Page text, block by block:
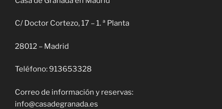
C/ Doctor Cortezo, 17 – 1. ª Planta
28012 – Madrid
Teléfono: 913653328
Correo de información y reservas:
info@casadegranada.es